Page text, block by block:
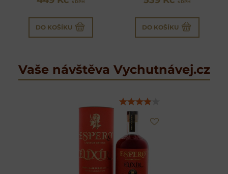
s DPH
DO KOŠÍKU
s DPH
DO KOŠÍKU
Vaše návštěva Vychutnávej.cz